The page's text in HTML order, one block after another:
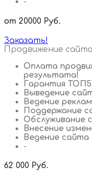
от 20000 Руб.
Заказать!
Продвижение
Оплата
результата!
Гарантия
Выведение
Ведение
Поддержание
Обслуживание
Внесение
Ведение сайта
-
62 000 Руб.